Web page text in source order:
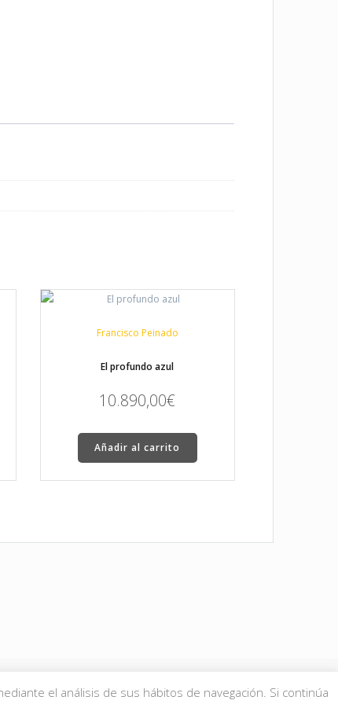
Francisco Peinado
El profundo azul
10.890,00€
Añadir al carrito
de compraaquí
el análisis de sus hábitos de navegación. Si continúa